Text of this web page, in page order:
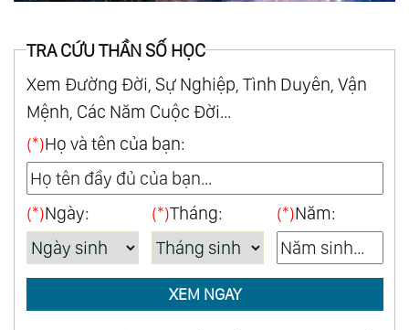
TRA CỨU THẦN SỐ HỌC
Xem Đường Đời, Sự Nghiệp, Tình Duyên, Vận
Mệnh, Các Năm Cuộc Đời...
(*)Họ và tên của bạn:
(*)Ngày: (*)Tháng: (*)Năm:
XEM NGAY